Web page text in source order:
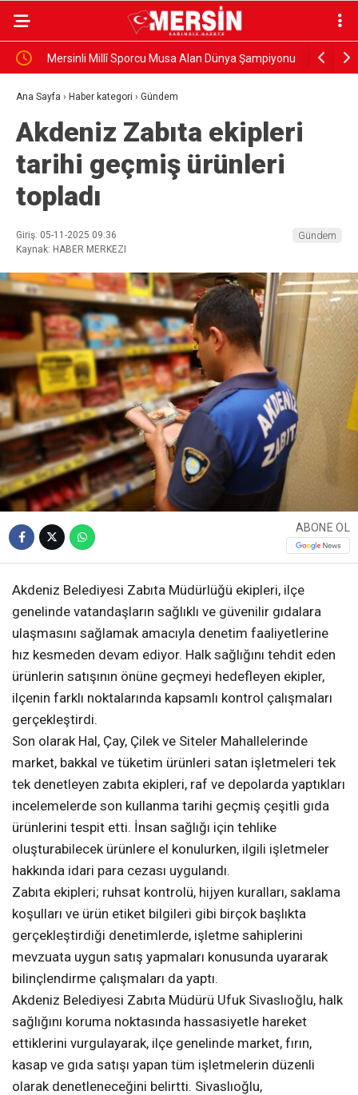
Mersinli Millî Sporcu Musa Alan Dünya Şampiyonu Gazeteci
Ana Sayfa › Haber kategori › Gündem
Akdeniz Zabıta ekipleri
tarihi geçmiş ürünleri
topladı
Giriş: 05-11-2025 09:36
Kaynak: HABER MERKEZI
Gündem
ABONE OL
Akdeniz Belediyesi Zabıta Müdürlüğü ekipleri, ilçe
genelinde vatandaşların sağlıklı ve güvenilir gıdalara
ulaşmasını sağlamak amacıyla denetim faaliyetlerine
hız kesmeden devam ediyor. Halk sağlığını tehdit eden
ürünlerin satışının önüne geçmeyi hedefleyen ekipler,
ilçenin farklı noktalarında kapsamlı kontrol çalışmaları
gerçekleştirdi.
Son olarak Hal, Çay, Çilek ve Siteler Mahallelerinde
market, bakkal ve tüketim ürünleri satan işletmeleri tek
tek denetleyen zabıta ekipleri, raf ve depolarda yaptıkları
incelemelerde son kullanma tarihi geçmiş çeşitli gıda
ürünlerini tespit etti. İnsan sağlığı için tehlike
oluşturabilecek ürünlere el konulurken, ilgili işletmeler
hakkında idari para cezası uygulandı.
Zabıta ekipleri; ruhsat kontrolü, hijyen kuralları, saklama
koşulları ve ürün etiket bilgileri gibi birçok başlıkta
gerçekleştirdiği denetimlerde, işletme sahiplerini
mevzuata uygun satış yapmaları konusunda uyararak
bilinçlendirme çalışmaları da yaptı.
Akdeniz Belediyesi Zabıta Müdürü Ufuk Sivaslıoğlu, halk
sağlığını koruma noktasında hassasiyetle hareket
ettiklerini vurgulayarak, ilçe genelinde market, fırın,
kasap ve gıda satışı yapan tüm işletmelerin düzenli
olarak denetleneceğini belirtti. Sivaslıoğlu,